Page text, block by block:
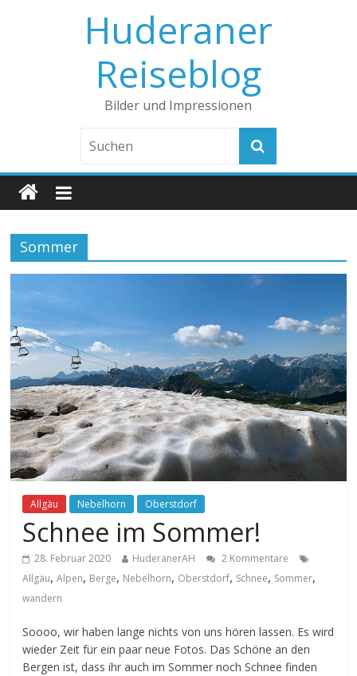
Huderaner
Reiseblog
Bilder und Impressionen
Sommer
Allgäu Nebelhorn Oberstdorf
Schnee im Sommer!
28. Februar 2020 HuderanerAH
2 Kommentare
Allgäu,Alpen, Berge, Nebelhorn, Oberstdorf, Schnee, Sommer,
wandern
Soooo, wir haben lange nichts von uns hören lassen. Es wird
wieder Zeit für ein paar neue Fotos. Das Schöne an den
Bergen ist, dass ihr auch im Sommer noch Schnee finden